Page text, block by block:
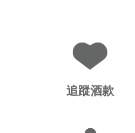
追蹤酒款